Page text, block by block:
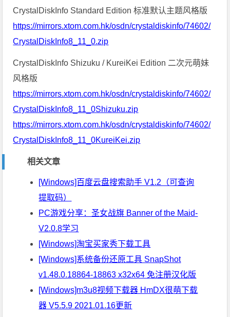
CrystalDiskInfo Standard Edition 标准默认主题风格版
https://mirrors.xtom.com.hk/osdn/crystaldiskinfo/74602/
CrystalDiskInfo8_11_0.zip
CrystalDiskInfo Shizuku / KureiKei Edition 二次元萌妹
风格版
https://mirrors.xtom.com.hk/osdn/crystaldiskinfo/74602/
CrystalDiskInfo8_11_0Shizuku.zip
https://mirrors.xtom.com.hk/osdn/crystaldiskinfo/74602/
CrystalDiskInfo8_11_0KureiKei.zip
相关文章
[Windows]百度云盘搜索助手 V1.2（可查询
提取码）
PC游戏分享：圣女战旗 Banner of the Maid-
V2.0.8学习
[Windows]淘宝买家秀下载工具
[Windows]系统备份还原工具 SnapShot
v1.48.0.18864-18863 x32x64 免注册汉化版
[Windows]m3u8视频下载器 HmDX很萌下载
器 V5.5.9 2021.01.16更新